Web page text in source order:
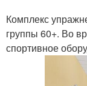
Комплекс
группы 60+. Во
спортивное